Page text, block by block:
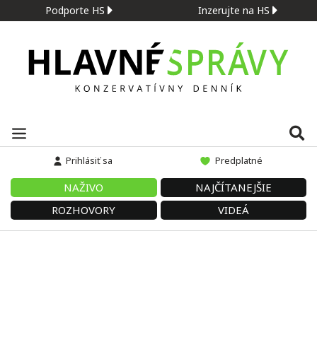
Podporte HS Inzerujte na HS
Prihlásiť sa Predplatné
NAŽIVO
NAJČÍTANEJŠIE
ROZHOVORY
VIDEÁ